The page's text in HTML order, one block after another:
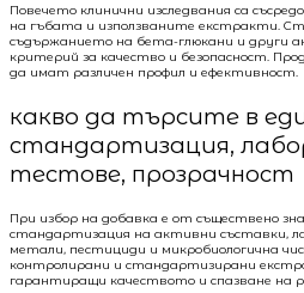
Повечето клинични изследвания са
на гъбата и използваните екстракти.
съдържанието на бета-глюкани и други
критерий за качество и безопасност.
да имат различен профил и ефективност.
какво да търсите в
стандартизация,
тестове, прозрачност
При избор на добавка е от съществено
стандартизация на активни съставки,
метали, пестициди и микробиологична
контролирани и стандартизирани
гарантиращи качеството и спазване на